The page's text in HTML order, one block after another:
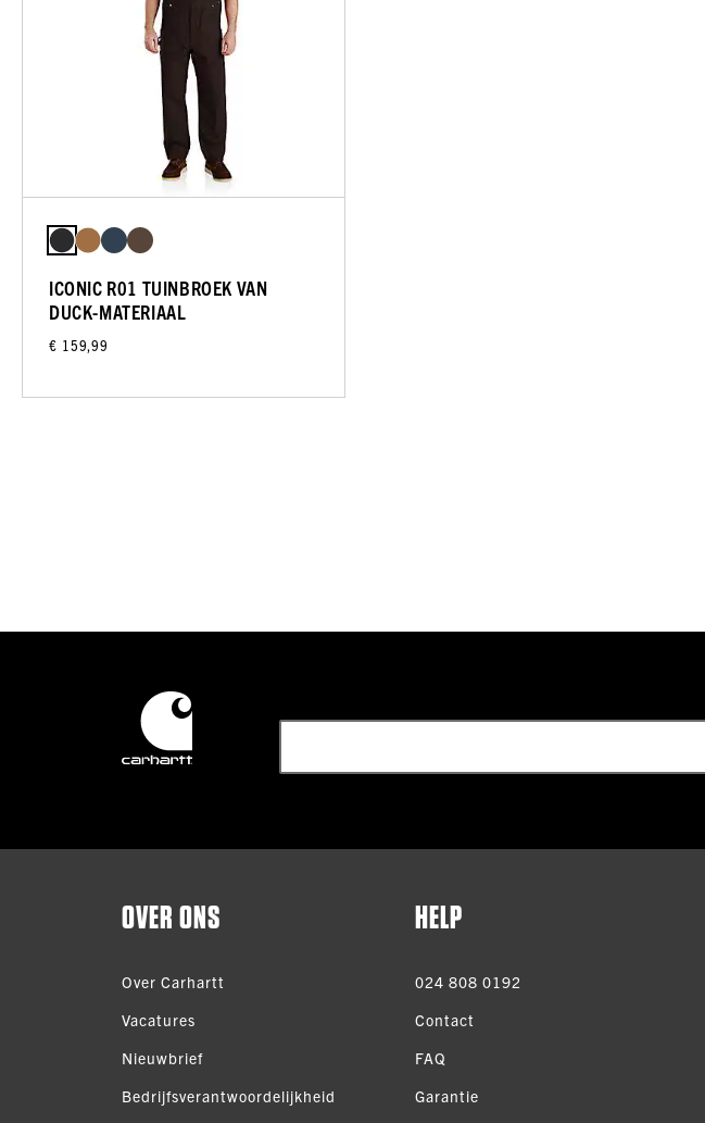
ICONIC R01 TUINBROEK VAN
DUCK-MATERIAAL
€ 159,99
OVER ONS
Over Carhartt
Vacatures
Nieuwbrief
Bedrijfsverantwoordelijkheid
HELP
024 808 0192
Contact
FAQ
Garantie